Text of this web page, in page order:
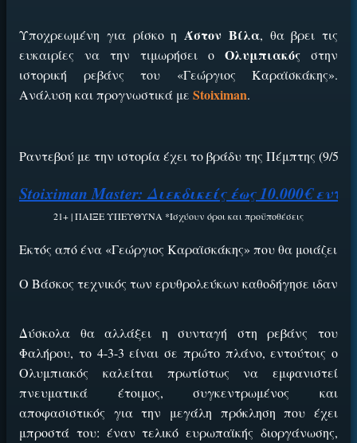
Υποχρεωμένη για ρίσκο η Άστον Βίλα, θα βρει τις
ευκαιρίες να την τιμωρήσει ο Ολυμπιακός στην
ιστορική ρεβάνς του «Γεώργιος Καραϊσκάκης».
Ανάλυση και προγνωστικά με Stoiximan.
Ραντεβού με την ιστορία έχει το βράδυ της Πέμπτης (9/5,
Stoiximan Master: Διεκδικείς έως 10.000€
21+ | ΠΑΙΞΕ ΥΠΕΥΘΥΝΑ *Ισχύουν όροι και προϋποθέσεις
Εκτός από ένα «Γεώργιος Καραϊσκάκης» που θα μοιάζει
Ο Βάσκος τεχνικός των ερυθρολεύκων καθοδήγησε
Δύσκολα θα αλλάξει η συνταγή στη ρεβάνς του
Φαλήρου, το 4-3-3 είναι σε πρώτο πλάνο, εντούτοις ο
Ολυμπιακός καλείται πρωτίστως να εμφανιστεί
πνευματικά έτοιμος, συγκεντρωμένος και
αποφασιστικός για την μεγάλη πρόκληση που έχει
μπροστά του: έναν τελικό ευρωπαϊκής διοργάνωσης,